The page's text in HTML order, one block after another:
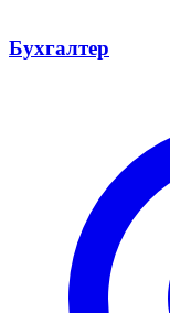
Бухгалтер